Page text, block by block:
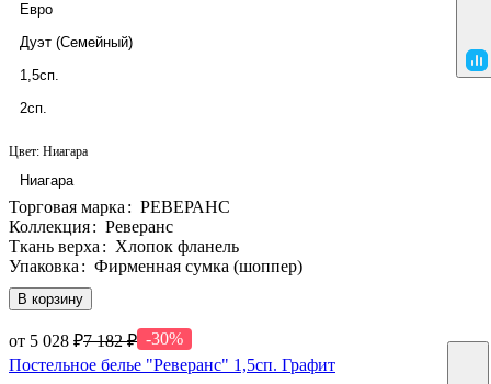
В корзину
Евро
Дуэт (Семейный)
1,5сп.
2сп.
Цвет: Ниагара
Ниагара
Торговая марка : РЕВЕРАНС
Коллекция: Реверанс
Ткань верха : Хлопок фланель
Упаковка : Фирменная сумка (шоппер)
от 5 028 ₽7 182 ₽ -30%
Постельное белье "Реверанс" 1,5сп. Графит